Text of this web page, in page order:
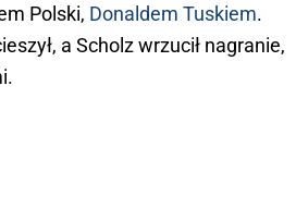
Polski, Donaldem Tuskiem.
a Scholz wrzucił nagranie,